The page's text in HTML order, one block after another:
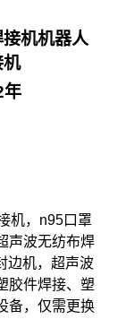
机机器人
机
年
机，n95口罩
声波无纺布焊
边机，超声波
胶件焊接、塑
备，仅需更换